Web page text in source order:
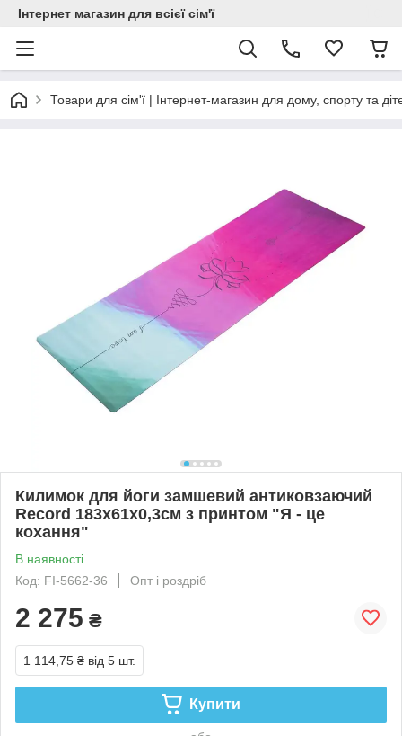
Інтернет магазин для всієї сім'ї
Товари для сім'ї | Інтернет-магазин для дому, спорту та
Килимок для йоги замшевий антиковзаючий
Record 183x61x0,3см з принтом "Я - це
кохання"
В наявності
Код: FI-5662-36
Опт і роздріб
2 275 ₴
1 114,75 ₴ від 5 шт.
Купити